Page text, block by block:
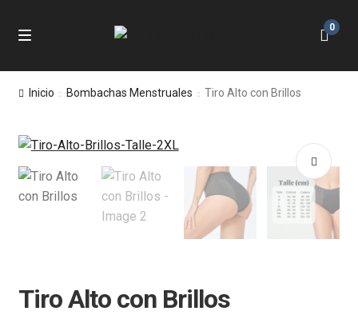
Skip
Skip
M
u
0
Preguntas Frecuentes
Política de Reembolsos y Devoluciones
Inicio Bombachas Menstruales Tiro Alto con Brillos
🔍
Tiro Alto con Brillos